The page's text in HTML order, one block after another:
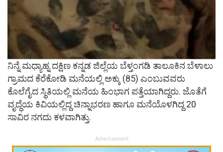
ನಿನ್ನೆ ಮಧ್ಯಾಹ್ನ ದಕ್ಷಿಣ ಕನ್ನಡ ಜಿಲ್ಲೆಯ ಬೆಳ್ತಂಗಡಿ ತಾಲೂಕಿನ ಬೆಳಾಲು
ಗ್ರಾಮದ ಕೆರೆಕೋಡಿ ಮನೆಯಲ್ಲಿ ಅಕ್ಕು (85) ಎಂಬುವವರು
ಕೊಲೆಗೈದ ಸ್ಥಿತಿಯಲ್ಲಿ ಮನೆಯ ಹಿಂಭಾಗ ಪತ್ತೆಯಾಗಿದ್ದರು. ಜೊತೆಗೆ
ವೃದ್ಧೆಯ ಕಿವಿಯಲ್ಲಿದ್ದ ಚಿನ್ನಾಭರಣ ಹಾಗೂ ಮನೆಯೊಳಗಿದ್ದ 20
ಸಾವಿರ ನಗದು ಕಳವಾಗಿತ್ತು.
Advertisement